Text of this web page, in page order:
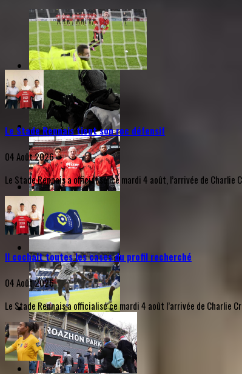
Le Stade Rennais tient son roc défensif
04 Août 2026
Le Stade Rennais a officialisé, ce mardi 4 août, l’arrivée de
Il cochait toutes les cases du profil recherché
04 Août 2026
Le Stade Rennais a officialisé ce mardi 4 août l’arrivée de Charlie